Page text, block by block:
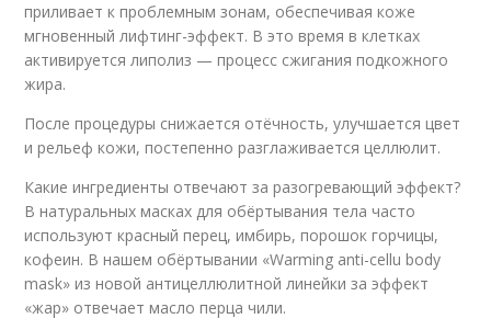
приливает к проблемным зонам, обеспечивая коже
мгновенный лифтинг-эффект. В это время в клетках
активируется липолиз — процесс сжигания подкожного
жира.
После процедуры снижается отёчность, улучшается цвет
и рельеф кожи, постепенно разглаживается целлюлит.
Какие ингредиенты отвечают за разогревающий эффект?
В натуральных масках для обёртывания тела часто
используют красный перец, имбирь, порошок горчицы,
кофеин. В нашем обёртывании «Warming anti-cellu body
mask» из новой антицеллюлитной линейки за эффект
«жар» отвечает масло перца чили.